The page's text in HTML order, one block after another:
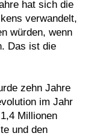
hat sich die
verwandelt,
würden, wenn
Das ist die
zehn Jahre
im Jahr
Millionen
und den